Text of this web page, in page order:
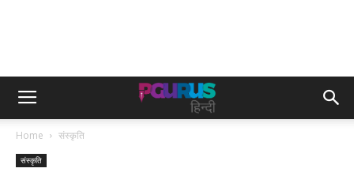
Home संस्कृति
संस्कृति